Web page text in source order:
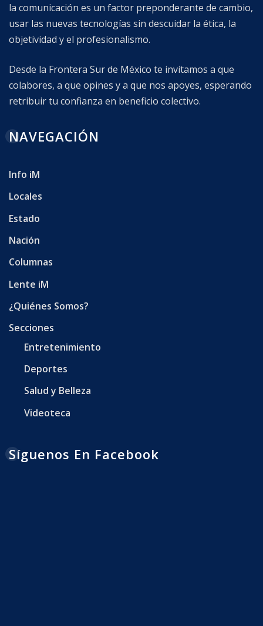
la comunicación es un factor preponderante de cambio,
usar las nuevas tecnologías sin descuidar la ética, la
objetividad y el profesionalismo.
Desde la Frontera Sur de México te invitamos a que
colabores, a que opines y a que nos apoyes, esperando
retribuir tu confianza en beneficio colectivo.
NAVEGACIÓN
Info iM
Locales
Estado
Nación
Columnas
Lente iM
¿Quiénes Somos?
Secciones
Entretenimiento
Deportes
Salud y Belleza
Videoteca
Síguenos En Facebook